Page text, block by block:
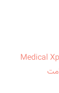
Medical